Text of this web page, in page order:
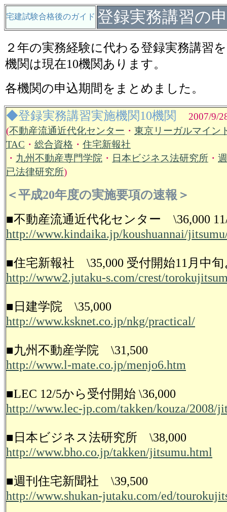
宅建試験合格後のガイド 登録実務講習の
２年の実務経験に代わる登録実務講習
機関は現在10機関あります。
各機関の申込期間をまとめました。
◆登録実務講習実施機関10機関
2007/9/
(不動産流通近代化センター ・ 東京リーガルマイン
TAC ・ 総合資格 ・ 住宅新報社
・ 九州不動産専門学院 ・ 日本ビジネス法研究所 ・
已法律研究所)
＜平成20年度の実施要項の速報＞
■不動産流通近代化センター \36,000
http://www.kindaika.jp/koushuannai/
■住宅新報社 \35,000 受付開始11月中
http://www2.jutaku-s.com/crest/
■日建学院 \35,000
http://www.ksknet.co.jp/nkg/practical/
■九州不動産学院 \31,500
http://www.l-mate.co.jp/menjo6.htm
■LEC 12/5から受付開始 \36,000
http://www.lec-jp.com/takken/kouza/2008/
■日本ビジネス法研究所 \38,000
http://www.bho.co.jp/takken/jitsumu.html
■週刊住宅新聞社 \39,500
http://www.shukan-jutaku.com/ed/